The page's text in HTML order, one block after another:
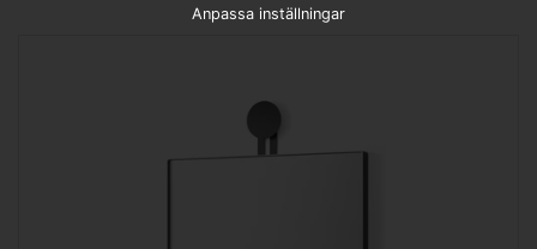
Anpassa inställningar